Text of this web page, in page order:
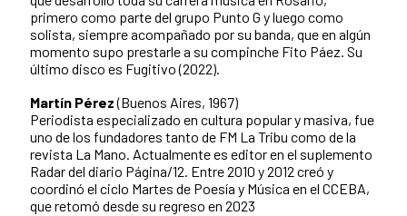
primero como parte del grupo Punto G y luego como
solista, siempre acompañado por su banda, que en algún
momento supo prestarle a su compinche Fito Páez. Su
último disco es Fugitivo (2022).
Martín Pérez(Buenos Aires, 1967)
Periodista especializado en cultura popular y masiva, fue
uno de los fundadores tanto de FM La Tribu como de la
revista La Mano. Actualmente es editor en el suplemento
Radar del diario Página/12. Entre 2010 y 2012 creó y
coordinó el ciclo Martes de Poesía y Música en el CCEBA,
que retomó desde su regreso en 2023